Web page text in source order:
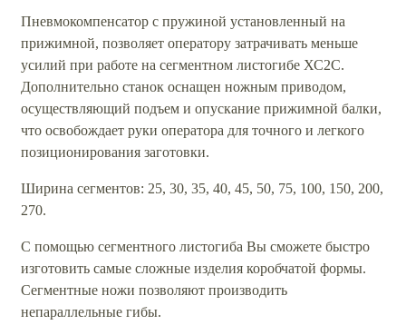
Пневмокомпенсатор с пружиной установленный на
прижимной, позволяет оператору затрачивать меньше
усилий при работе на сегментном листогибе ХС2C.
Дополнительно станок оснащен ножным приводом,
осуществляющий подъем и опускание прижимной балки,
что освобождает руки оператора для точного и легкого
позиционирования заготовки.
Ширина сегментов: 25, 30, 35, 40, 45, 50, 75, 100, 150, 200,
270.
С помощью сегментного листогиба Вы сможете быстро
изготовить самые сложные изделия коробчатой формы.
Сегментные ножи позволяют производить
непараллельные гибы.